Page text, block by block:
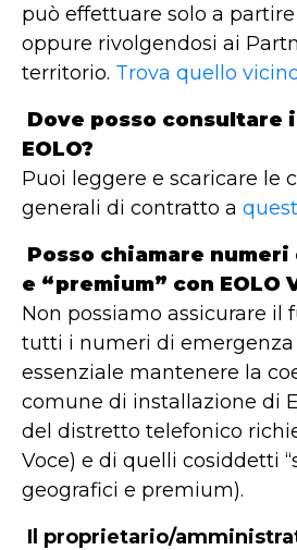
può effettuare solo a partire
oppure rivolgendosi ai
territorio. Trova quello
Dove posso consultare
EOLO?
Puoi leggere e scaricare le
generali di contratto a
Posso chiamare
e “premium” con EOLO
Non possiamo assicurare il
tutti i numeri di
essenziale mantenere la
comune di installazione di
del distretto telefonico
Voce) e di quelli cosiddetti
geografici e premium).
Il proprietario/